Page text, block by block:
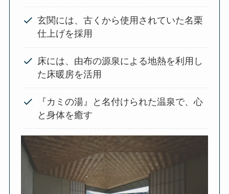
玄関には、古くから使用されていた名栗
仕上げを採用
床には、由布の源泉による地熱を利用し
た床暖房を活用
『カミの湯』と名付けられた温泉で、心
と身体を癒す